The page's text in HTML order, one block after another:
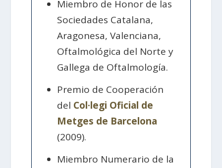
Miembro de Honor de las
Sociedades Catalana,
Aragonesa, Valenciana,
Oftalmológica del Norte y
Gallega de Oftalmología.
Premio de Cooperación
del Col·legi Oficial de
Metges de Barcelona
(2009).
Miembro Numerario de la